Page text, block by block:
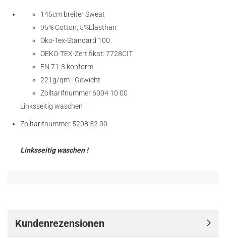
145cm breiter Sweat
95% Cotton, 5%Elasthan
Öko-Tex-Standard 100
OEKO-TEX-Zertifikat: 7728CIT
EN 71-3 konform
221g/qm - Gewicht
Zolltarifnummer 6004 10 00
Linksseitig waschen !
Zolltarifnummer 5208 52 00
Linksseitig waschen !
Kundenrezensionen